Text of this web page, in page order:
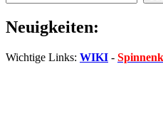
Neuigkeiten:
Wichtige Links: WIKI -